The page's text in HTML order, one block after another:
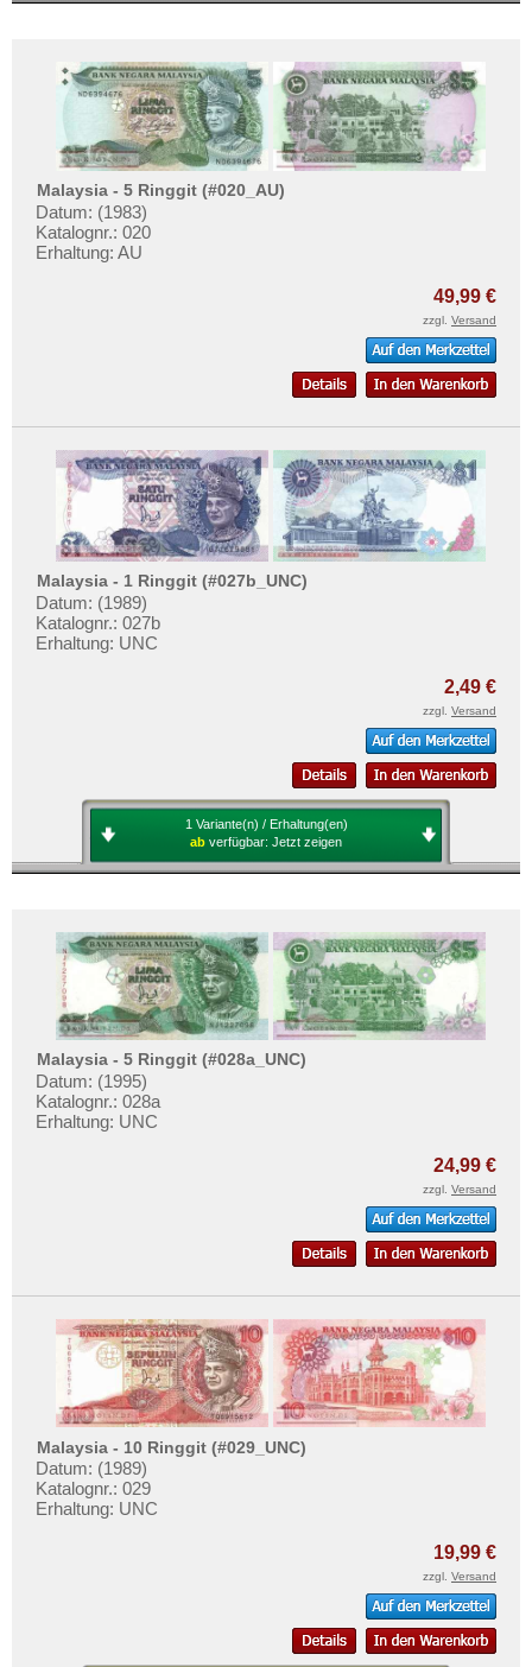
Malaysia - 5 Ringgit (#020_AU)
Datum: (1983)
Katalognr.: 020
Erhaltung: AU
49,99 €
zzgl. Versand
Malaysia - 1 Ringgit (#027b_UNC)
Datum: (1989)
Katalognr.: 027b
Erhaltung: UNC
2,49 €
zzgl. Versand
1 Variante(n) / Erhaltung(en)
ab verfügbar: Jetzt zeigen
Malaysia - 5 Ringgit (#028a_UNC)
Datum: (1995)
Katalognr.: 028a
Erhaltung: UNC
24,99 €
zzgl. Versand
Malaysia - 10 Ringgit (#029_UNC)
Datum: (1989)
Katalognr.: 029
Erhaltung: UNC
19,99 €
zzgl. Versand